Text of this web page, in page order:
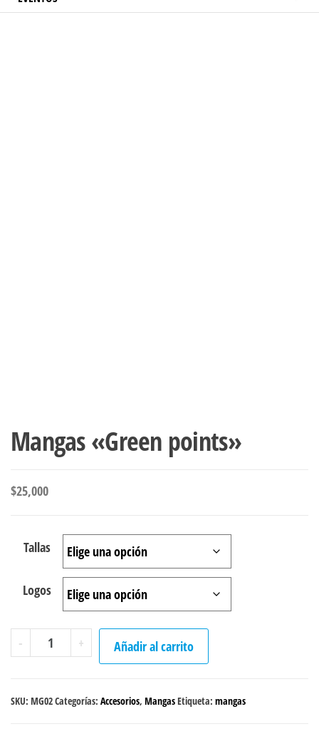
Mangas «Green points»
$25,000
Tallas
Logos
-
Mangas
"Green
cantidad
+ Añadir al carrito
SKU: MG02Categorías: Accesorios, MangasEtiqueta: mangas